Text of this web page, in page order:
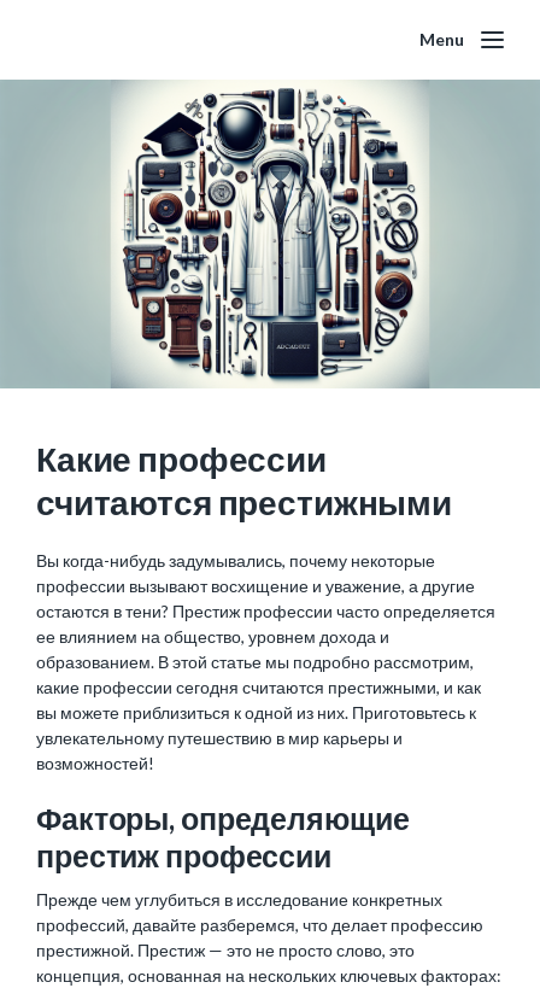
Menu
Какие профессии
считаются престижными
Вы когда-нибудь задумывались, почему некоторые
профессии вызывают восхищение и уважение, а другие
остаются в тени? Престиж профессии часто определяется
ее влиянием на общество, уровнем дохода и
образованием. В этой статье мы подробно рассмотрим,
какие профессии сегодня считаются престижными, и как
вы можете приблизиться к одной из них. Приготовьтесь к
увлекательному путешествию в мир карьеры и
возможностей!
Факторы, определяющие
престиж профессии
Прежде чем углубиться в исследование конкретных
профессий, давайте разберемся, что делает профессию
престижной. Престиж — это не просто слово, это
концепция, основанная на нескольких ключевых факторах: